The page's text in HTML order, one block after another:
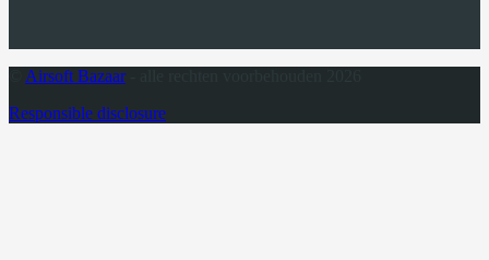
Airsoft Bazaar- alle rechten voorbehouden 2026
Responsible disclosure